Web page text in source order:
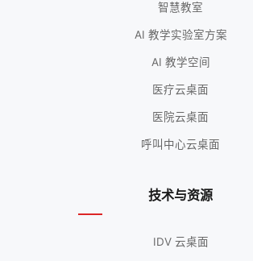
智慧教室
AI 教学实验室方案
AI 教学空间
医疗云桌面
医院云桌面
呼叫中心云桌面
技术与资源
IDV 云桌面